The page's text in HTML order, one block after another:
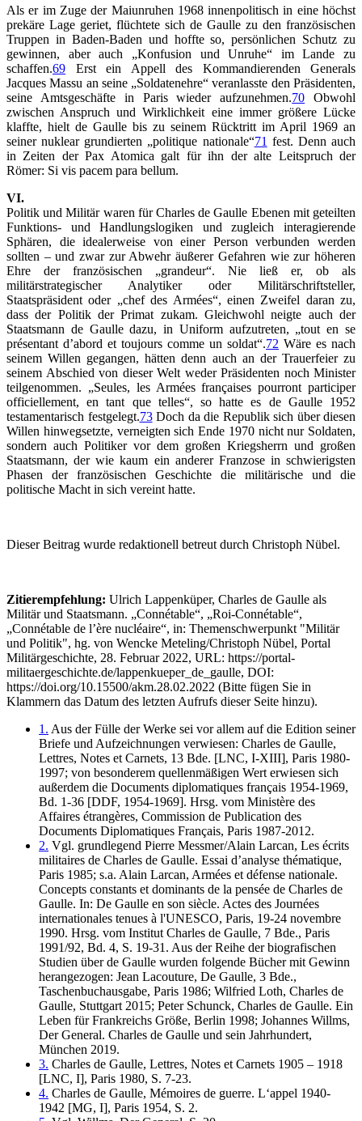
Als er im Zuge der Maiunruhen 1968 innenpolitisch in eine höchst
prekäre Lage geriet, flüchtete sich de Gaulle zu den französischen
Truppen in Baden-Baden und hoffte so, persönlichen Schutz zu
gewinnen, aber auch „Konfusion und Unruhe“ im Lande zu
schaffen.69 Erst ein Appell des Kommandierenden Generals
Jacques Massu an seine „Soldatenehre“ veranlasste den Präsidenten,
seine Amtsgeschäfte in Paris wieder aufzunehmen.70 Obwohl
zwischen Anspruch und Wirklichkeit eine immer größere Lücke
klaffte, hielt de Gaulle bis zu seinem Rücktritt im April 1969 an
seiner nuklear grundierten „politique nationale“71 fest. Denn auch
in Zeiten der Pax Atomica galt für ihn der alte Leitspruch der
Römer: Si vis pacem para bellum.
VI.
Politik und Militär waren für Charles de Gaulle Ebenen mit geteilten
Funktions- und Handlungslogiken und zugleich interagierende
Sphären, die idealerweise von einer Person verbunden werden
sollten – und zwar zur Abwehr äußerer Gefahren wie zur höheren
Ehre der französischen „grandeur“. Nie ließ er, ob als
militärstrategischer Analytiker oder Militärschriftsteller,
Staatspräsident oder „chef des Armées“, einen Zweifel daran zu,
dass der Politik der Primat zukam. Gleichwohl neigte auch der
Staatsmann de Gaulle dazu, in Uniform aufzutreten, „tout en se
présentant d’abord et toujours comme un soldat“.72 Wäre es nach
seinem Willen gegangen, hätten denn auch an der Trauerfeier zu
seinem Abschied von dieser Welt weder Präsidenten noch Minister
teilgenommen. „Seules, les Armées françaises pourront participer
officiellement, en tant que telles“, so hatte es de Gaulle 1952
testamentarisch festgelegt.73Doch da die Republik sich über diesen
Willen hinwegsetzte, verneigten sich Ende 1970 nicht nur Soldaten,
sondern auch Politiker vor dem großen Kriegsherrn und großen
Staatsmann, der wie kaum ein anderer Franzose in schwierigsten
Phasen der französischen Geschichte die militärische und die
politische Macht in sich vereint hatte.
Dieser Beitrag wurde redaktionell betreut durch Christoph Nübel.
Zitierempfehlung: Ulrich Lappenküper, Charles de Gaulle als
Militär und Staatsmann. „Connétable“, „Roi-Connétable“,
„Connétable de l’ère nucléaire“, in: Themenschwerpunkt "Militär
und Politik", hg. von Wencke Meteling/Christoph Nübel, Portal
Militärgeschichte, 28. Februar 2022, URL: https://portal-
militaergeschichte.de/lappenkueper_de_gaulle, DOI:
https://doi.org/10.15500/akm.28.02.2022 (Bitte fügen Sie in
Klammern das Datum des letzten Aufrufs dieser Seite hinzu).
1. Aus der Fülle der Werke sei vor allem auf die Edition seiner
Briefe und Aufzeichnungen verwiesen: Charles de Gaulle,
Lettres, Notes et Carnets, 13 Bde. [LNC, I-XIII], Paris 1980-
1997; von besonderem quellenmäßigen Wert erwiesen sich
außerdem die Documents diplomatiques français 1954-1969,
Bd. 1-36 [DDF, 1954-1969]. Hrsg. vom Ministère des
Affaires étrangères, Commission de Publication des
Documents Diplomatiques Français, Paris 1987-2012.
2. Vgl. grundlegend Pierre Messmer/Alain Larcan, Les écrits
militaires de Charles de Gaulle. Essai d’analyse thématique,
Paris 1985; s.a. Alain Larcan, Armées et défense nationale.
Concepts constants et dominants de la pensée de Charles de
Gaulle. In: De Gaulle en son siècle. Actes des Journées
internationales tenues à l'UNESCO, Paris, 19-24 novembre
1990. Hrsg. vom Institut Charles de Gaulle, 7 Bde., Paris
1991/92, Bd. 4, S. 19-31. Aus der Reihe der biografischen
Studien über de Gaulle wurden folgende Bücher mit Gewinn
herangezogen: Jean Lacouture, De Gaulle, 3 Bde.,
Taschenbuchausgabe, Paris 1986; Wilfried Loth, Charles de
Gaulle, Stuttgart 2015; Peter Schunck, Charles de Gaulle. Ein
Leben für Frankreichs Größe, Berlin 1998; Johannes Willms,
Der General. Charles de Gaulle und sein Jahrhundert,
München 2019.
3. Charles de Gaulle, Lettres, Notes et Carnets 1905 – 1918
[LNC, I], Paris 1980, S. 7-23.
4. Charles de Gaulle, Mémoires de guerre. L‘appel 1940-
1942 [MG, I], Paris 1954, S. 2.